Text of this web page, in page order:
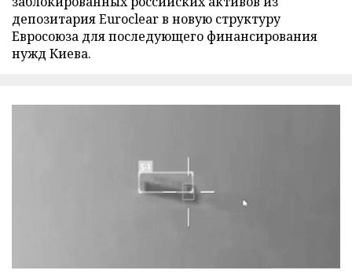
депозитария Euroclear в новую структуру
Евросоюза для последующего финансирования
нужд Киева.